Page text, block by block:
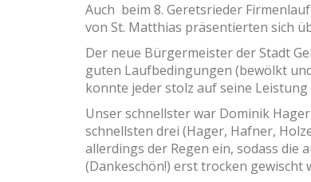
Auch beim 8. Geretsrieder
von St. Matthias präsentierten sich
Der neue Bürgermeister der Stadt
guten Laufbedingungen (bewölkt
konnte jeder stolz auf seine Leistung
Unser schnellster war Dominik
schnellsten drei (Hager, Hafner,
allerdings der Regen ein, sodass die
(Dankeschön!) erst trocken gewischt